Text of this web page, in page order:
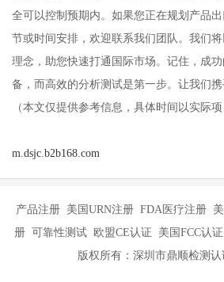
全可以控制预期内。如果您正在规划产品
节或时间安排，欢迎联系我们团队。我们
理念，助您快速打通国际市场。记住，成
备，而高效的分析测试是第一步。让我们携
（本文仅提供参考信息，具体时间以实际项
m.dsjc.b2b168.com
产品注册 美国URN注册 FDA医疗注册
册 可靠性测试 欧盟CE认证 美国FCC认
版权所有：深圳市鼎顺检测认